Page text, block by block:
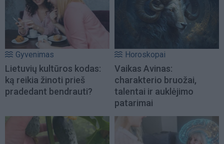
Gyvenimas
Lietuvių kultūros kodas:
ką reikia žinoti prieš
pradedant bendrauti?
Horoskopai
Vaikas Avinas:
charakterio bruožai,
talentai ir auklėjimo
patarimai